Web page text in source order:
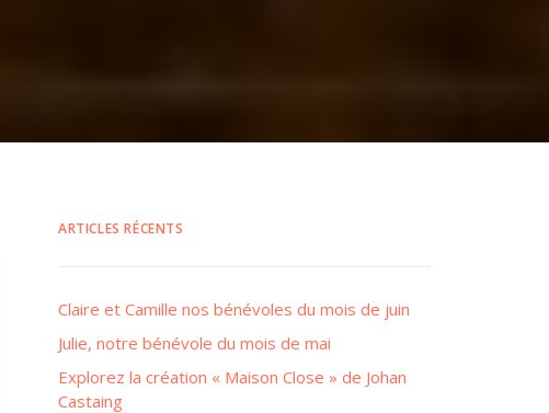
ARTICLES RÉCENTS
Claire et Camille nos bénévoles du mois de juin
Julie, notre bénévole du mois de mai
Explorez la création « Maison Close » de Johan
Castaing